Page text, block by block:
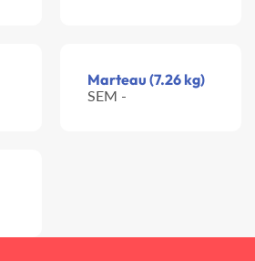
Marteau (7.26 kg)
SEM -